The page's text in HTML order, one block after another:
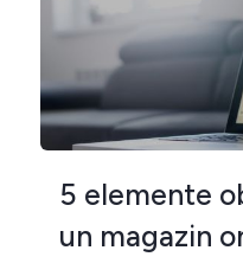
5 elemente
un magazin